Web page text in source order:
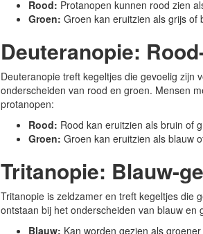
Rood: Protanopen kunnen rood zien
Groen: Groen kan eruitzien als grijs of
Deuteranopie:
Deuteranopie treft kegeltjes die gevoelig zijn
onderscheiden van rood en groen. Mensen
protanopen:
Rood: Rood kan eruitzien als bruin of
Groen: Groen kan eruitzien als blauw
Tritanopie: Blauw-
Tritanopie is zeldzamer en treft kegeltjes die
ontstaan bij het onderscheiden van blauw en
Blauw: Kan worden gezien als